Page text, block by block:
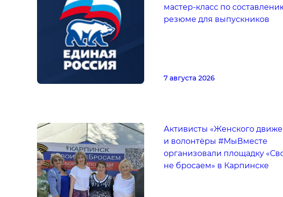
мастер-класс по
резюме для выпускников
7 августа 2026
Активисты «Женского
и волонтёры #МыВместе
организовали площадку
не бросаем» в Карпинске